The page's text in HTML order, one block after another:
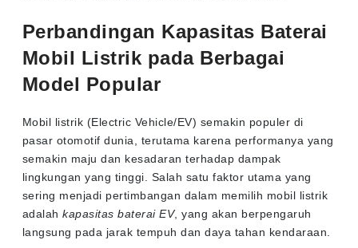
Perbandingan Kapasitas Baterai
Mobil Listrik pada Berbagai
Model Popular
Mobil listrik (Electric Vehicle/EV) semakin populer di
pasar otomotif dunia, terutama karena performanya yang
semakin maju dan kesadaran terhadap dampak
lingkungan yang tinggi. Salah satu faktor utama yang
sering menjadi pertimbangan dalam memilih mobil listrik
adalahkapasitas baterai EV, yang akan berpengaruh
langsung pada jarak tempuh dan daya tahan kendaraan.